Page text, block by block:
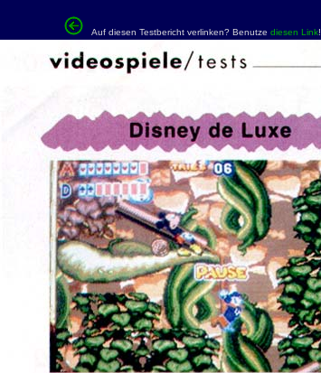
Auf diesen Testbericht verlinken? Benutze diesen Link!